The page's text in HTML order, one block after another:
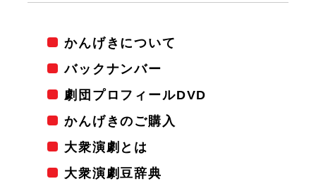
かんげきについて
バックナンバー
劇団プロフィールDVD
かんげきのご購入
大衆演劇とは
大衆演劇豆辞典